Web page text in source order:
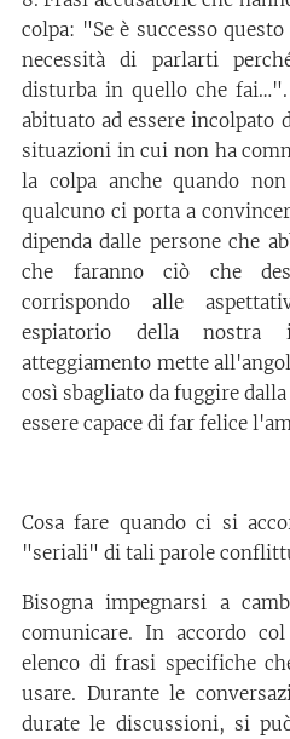
colpa: "Se è successo
necessità di parlarti
disturba in quello che
abituato ad essere incolpato
situazioni in cui non ha
la colpa anche quando
qualcuno ci porta a
dipenda dalle persone che
che faranno ciò che
corrispondo alle
espiatorio della nostra
atteggiamento mette
così sbagliato da fuggire
essere capace di far felice
Cosa fare quando ci si
"seriali" di tali parole
Bisogna impegnarsi a
comunicare. In accordo
elenco di frasi specifiche
usare. Durante le
durate le discussioni, si